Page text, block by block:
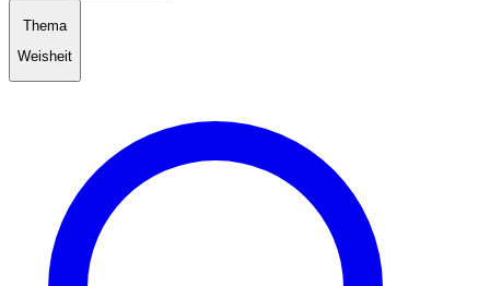
Thema
Weisheit